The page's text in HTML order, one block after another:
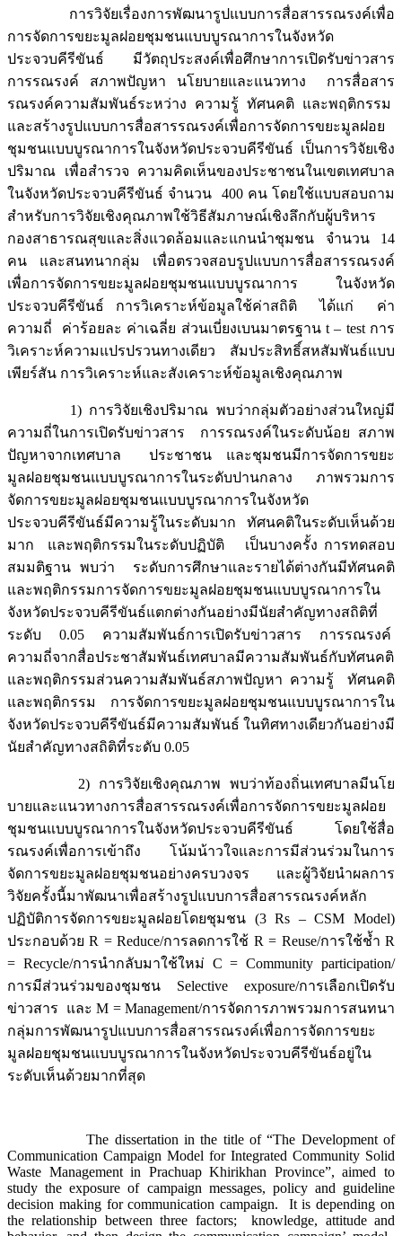
การวิจัยเรื่องการพัฒนารูปแบบการสื่อสารรณรงค์เพื่อ
การจัดการขยะมูลฝอยชุมชนแบบบูรณาการในจังหวัด
ประจวบคีรีขันธ์ มีวัตถุประสงค์เพื่อศึกษาการเปิดรับข่าวสาร
การรณรงค์ สภาพปัญหา นโยบายและแนวทาง การสื่อสาร
รณรงค์ความสัมพันธ์ระหว่าง ความรู้ ทัศนคติ และพฤติกรรม
และสร้างรูปแบบการสื่อสารรณรงค์เพื่อการจัดการขยะมูลฝอย
ชุมชนแบบบูรณาการในจังหวัดประจวบคีรีขันธ์ เป็นการวิจัยเชิง
ปริมาณ เพื่อสำรวจ ความคิดเห็นของประชาชนในเขตเทศบาล
ในจังหวัดประจวบคีรีขันธ์ จำนวน 400 คน โดยใช้แบบสอบถาม
สำหรับการวิจัยเชิงคุณภาพใช้วิธีสัมภาษณ์เชิงลึกกับผู้บริหาร
กองสาธารณสุขและสิ่งแวดล้อมและแกนนำชุมชน จำนวน 14
คน และสนทนากลุ่ม เพื่อตรวจสอบรูปแบบการสื่อสารรณรงค์
เพื่อการจัดการขยะมูลฝอยชุมชนแบบบูรณาการ ในจังหวัด
ประจวบคีรีขันธ์ การวิเคราะห์ข้อมูลใช้ค่าสถิติ ได้แก่ ค่า
ความถี่ ค่าร้อยละ ค่าเฉลี่ย ส่วนเบี่ยงเบนมาตรฐาน t – test การ
วิเคราะห์ความแปรปรวนทางเดียว สัมประสิทธิ์สหสัมพันธ์แบบ
เพียร์สัน การวิเคราะห์และสังเคราะห์ข้อมูลเชิงคุณภาพ
1) การวิจัยเชิงปริมาณ พบว่ากลุ่มตัวอย่างส่วนใหญ่มี
ความถี่ในการเปิดรับข่าวสาร การรณรงค์ในระดับน้อย สภาพ
ปัญหาจากเทศบาล ประชาชน และชุมชนมีการจัดการขยะ
มูลฝอยชุมชนแบบบูรณาการในระดับปานกลาง ภาพรวมการ
จัดการขยะมูลฝอยชุมชนแบบบูรณาการในจังหวัด
ประจวบคีรีขันธ์มีความรู้ในระดับมาก ทัศนคติในระดับเห็นด้วย
มาก และพฤติกรรมในระดับปฏิบัติ เป็นบางครั้ง การทดสอบ
สมมติฐาน พบว่า ระดับการศึกษาและรายได้ต่างกันมีทัศนคติ
และพฤติกรรมการจัดการขยะมูลฝอยชุมชนแบบบูรณาการใน
จังหวัดประจวบคีรีขันธ์แตกต่างกันอย่างมีนัยสำคัญทางสถิติที่
ระดับ 0.05 ความสัมพันธ์การเปิดรับข่าวสาร การรณรงค์
ความถี่จากสื่อประชาสัมพันธ์เทศบาลมีความสัมพันธ์กับทัศนคติ
และพฤติกรรมส่วนความสัมพันธ์สภาพปัญหา ความรู้ ทัศนคติ
และพฤติกรรม การจัดการขยะมูลฝอยชุมชนแบบบูรณาการใน
จังหวัดประจวบคีรีขันธ์มีความสัมพันธ์ ในทิศทางเดียวกันอย่างมี
นัยสำคัญทางสถิติที่ระดับ 0.05
2) การวิจัยเชิงคุณภาพ พบว่าท้องถิ่นเทศบาลมีนโย
บายและแนวทางการสื่อสารรณรงค์เพื่อการจัดการขยะมูลฝอย
ชุมชนแบบบูรณาการในจังหวัดประจวบคีรีขันธ์ โดยใช้สื่อ
รณรงค์เพื่อการเข้าถึง โน้มน้าวใจและการมีส่วนร่วมในการ
จัดการขยะมูลฝอยชุมชนอย่างครบวงจร และผู้วิจัยนำผลการ
วิจัยครั้งนี้มาพัฒนาเพื่อสร้างรูปแบบการสื่อสารรณรงค์หลัก
ปฏิบัติการจัดการขยะมูลฝอยโดยชุมชน (3 Rs – CSM Model)
ประกอบด้วย R = Reduce/การลดการใช้ R = Reuse/การใช้ช้ำ R
= Recycle/การนำกลับมาใช้ใหม่ C = Community participation/
การมีส่วนร่วมของชุมชน Selective exposure/การเลือกเปิดรับ
ข่าวสาร และ M = Management/การจัดการภาพรวมการสนทนา
กลุ่มการพัฒนารูปแบบการสื่อสารรณรงค์เพื่อการจัดการขยะ
มูลฝอยชุมชนแบบบูรณาการในจังหวัดประจวบคีรีขันธ์อยู่ใน
ระดับเห็นด้วยมากที่สุด
The dissertation in the title of “The Development of
Communication Campaign Model for Integrated Community Solid
Waste Management in Prachuap Khirikhan Province”, aimed to
study the exposure of campaign messages, policy and guideline
decision making for communication campaign. It is depending on
the relationship between three factors; knowledge, attitude and